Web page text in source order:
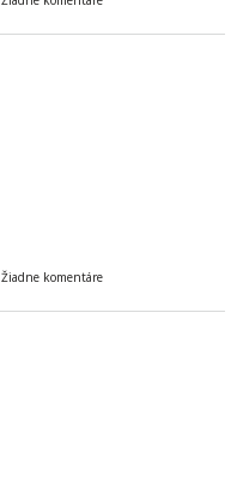
Žiadne komentáre